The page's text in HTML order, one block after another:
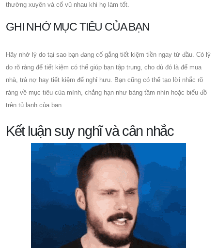
thường xuyên và cổ vũ nhau khi họ làm tốt.
GHI NHỚ MỤC TIÊU CỦA BẠN
Hãy nhớ lý do tại sao bạn đang cố gắng tiết kiệm tiền ngay từ đầu. Có lý
do rõ ràng để tiết kiệm có thể giúp bạn tập trung, cho dù đó là để mua
nhà, trả nợ hay tiết kiệm để nghỉ hưu. Bạn cũng có thể tạo lời nhắc rõ
ràng về mục tiêu của mình, chẳng hạn như bảng tầm nhìn hoặc biểu đồ
trên tủ lạnh của bạn.
Kết luận suy nghĩ và cân nhắc